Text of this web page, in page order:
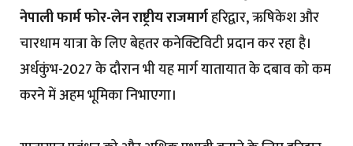
नेपाली फार्म फोर-लेन राष्ट्रीय राजमार्गहरिद्वार, ऋषिकेश और
चारधाम यात्रा के लिए बेहतर कनेक्टिविटी प्रदान कर रहा है।
अर्धकुंभ-2027 के दौरान भी यह मार्ग यातायात के दबाव को कम
करने में अहम भूमिका निभाएगा।